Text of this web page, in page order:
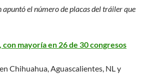
apuntó el número de placas del tráiler que
con mayoría en 26 de 30 congresos
Chihuahua, Aguascalientes, NL y